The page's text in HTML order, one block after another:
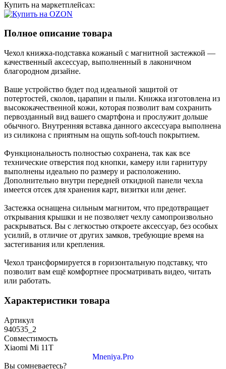
Купить на маркетплейсах:
Полное описание товара
Чехол книжка-подставка кожаный с магнитной застежкой —
качественный аксессуар, выполненный в лаконичном
благородном дизайне.
Ваше устройство будет под идеальной защитой от
потертостей, сколов, царапин и пыли. Книжка изготовлена из
высококачественной кожи, которая позволит вам сохранить
первозданный вид вашего смартфона и прослужит дольше
обычного. Внутренняя вставка данного аксессуара выполнена
из силикона с приятным на ощупь soft-touch покрытием.
Функциональность полностью сохранена, так как все
технические отверстия под кнопки, камеру или гарнитуру
выполнены идеально по размеру и расположению.
Дополнительно внутри передней откидной панели чехла
имеется отсек для хранения карт, визитки или денег.
Застежка оснащена сильным магнитом, что предотвращает
открывания крышки и не позволяет чехлу самопроизвольно
раскрываться. Вы с легкостью откроете аксессуар, без особых
усилий, в отличие от других замков, требующие время на
застегивания или крепления.
Чехол трансформируется в горизонтальную подставку, что
позволит вам ещё комфортнее просматривать видео, читать
или работать.
Характеристики товара
Артикул
940535_2
Совместимость
Xiaomi Mi 11T
Mneniya.Pro
Вы сомневаетесь?